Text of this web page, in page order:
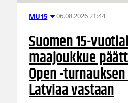
MU15 06.08.2026 21:44
Suomen 15-
maajoukkue
Open -
Latviaa vastaan